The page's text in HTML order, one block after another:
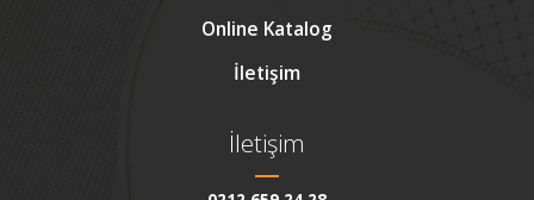
Online Katalog
İletişim
İletişim